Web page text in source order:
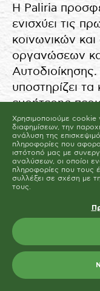
Η Paliria
ενισχύει τις
κοινωνικών
οργανώσεων
υποστηρίζει
ευρήτερης
Ανησυχούμε για
προβλήματά
υπόψη μας τις
συνθήκες που
τελευταία
ξεκινώντας
από
Περιφέρειας,
προσφέροντας
Περιβάλλον
Για
την
για τα
το πως
στην
μας.
την
Χρησιμοποιούμε cookie
διαφημίσεων, την
ανάλυση της
πληροφορίες που
ιστότοπό μας με
αναλύσεων, οι οποίοι
πληροφορίες που τους
συλλέξει σε σχέση με
τους.